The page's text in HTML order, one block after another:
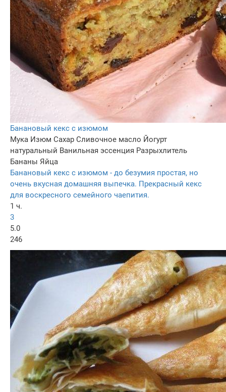
Банановый кекс с изюмом
Мука Изюм Сахар Сливочное масло Йогурт
натуральный Ванильная эссенция Разрыхлитель
Бананы Яйца
Банановый кекс с изюмом - до безумия простая, но
очень вкусная домашняя выпечка. Прекрасный кекс
для воскресного семейного чаепития.
1 ч.
3
5.0
246